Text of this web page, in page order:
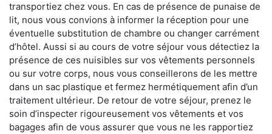
transportiez chez vous. En cas de présence de punaise de
lit, nous vous convions à informer la réception pour une
éventuelle substitution de chambre ou changer carrément
d’hôtel. Aussi si au cours de votre séjour vous détectiez la
présence de ces nuisibles sur vos vêtements personnels
ou sur votre corps, nous vous conseillerons de les mettre
dans un sac plastique et fermez hermétiquement afin d’un
traitement ultérieur. De retour de votre séjour, prenez le
soin d’inspecter rigoureusement vos vêtements et vos
bagages afin de vous assurer que vous ne les rapportiez